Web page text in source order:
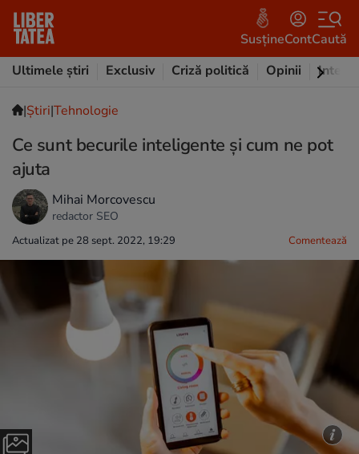
SusțineContCaută
Ultimele știri
Exclusiv Criză politică Opinii
|Ştiri|Tehnologie
Ce sunt becurile inteligente și cum ne pot
ajuta
Mihai Morcovescu
redactor SEO
Actualizat pe 28 sept. 2022, 19:29 Comentează